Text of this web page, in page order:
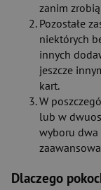
zanim
Pozostałe
niektórych
innych
jeszcze
kart.
W
lub w
wyboru dwa
Dlaczego